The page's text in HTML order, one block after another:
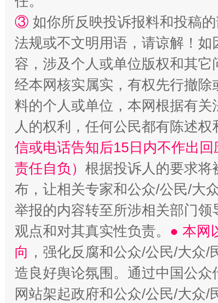
如何以同查同治破解风腐交织难题 养老服
③ 如你所反映投诉报料和投稿
法规或不文明用语，请谅解！
容，涉及个人或单位版权和其它
经本网核实属实，有权先行撤
料的个人或单位，本网根据有
人的权利，任何公民都有陈述
信或电话告知后15日内不作出
责任自负） 根据投诉人的要求将
布，让相关专家和公众/公民/大
举报的内容转至所涉相关部门
观点和对其真实性负责。 ● 本网
向 ，强化反腐和公众/公民/大众
造良好舆论氛围。通过中国公
网站架起政府和公众/公民/大众